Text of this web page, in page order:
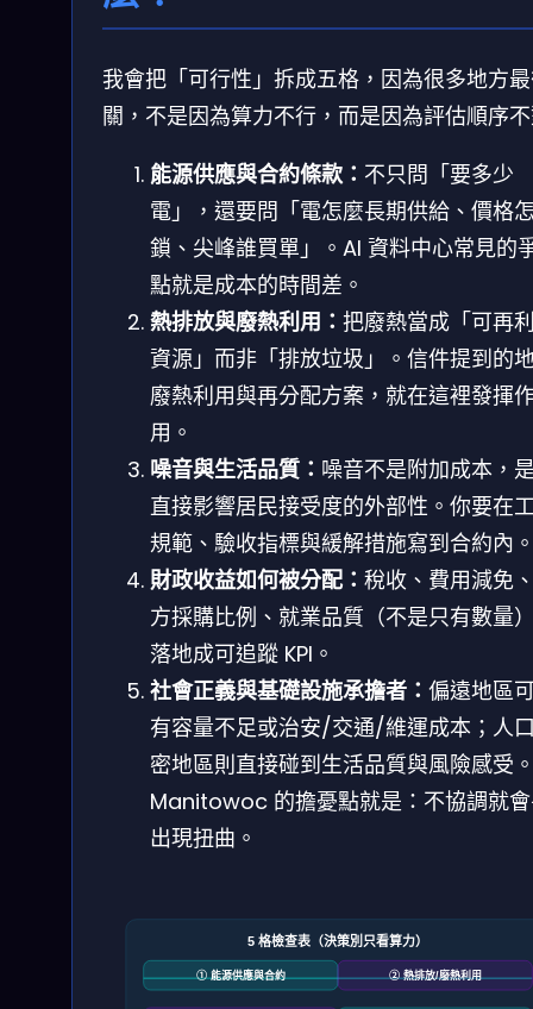
我會把「可行性」拆成五格，因為很多地方
關，不是因為算力不行，而是因為評估順序
能源供應與合約條款： 不只問「要多少
電」，還要問「電怎麼長期供給、價格
鎖、尖峰誰買單」。AI 資料中心常見的
點就是成本的時間差。
熱排放與廢熱利用： 把廢熱當成「可再
資源」而非「排放垃圾」。信件提到的
廢熱利用與再分配方案，就在這裡發揮
用。
噪音與生活品質： 噪音不是附加成本，
直接影響居民接受度的外部性。你要在
規範、驗收指標與緩解措施寫到合約內
財政收益如何被分配： 稅收、費用減免
方採購比例、就業品質（不是只有數量
落地成可追蹤 KPI。
社會正義與基礎設施承擔者： 偏遠地區
有容量不足或治安/交通/維運成本；人
密地區則直接碰到生活品質與風險感受
Manitowoc 的擔憂點就是：不協調就
出現扭曲。
5 格檢查表（決策別只看算力）
① 能源供應與合約 ② 熱排放/廢熱利用